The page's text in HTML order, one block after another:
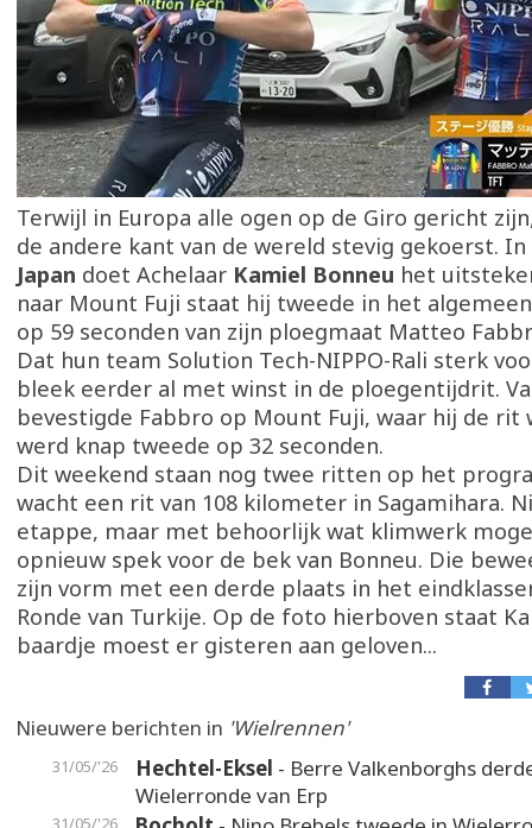
Terwijl in Europa alle ogen op de Giro gericht
de andere kant van de wereld stevig gekoerst.
Japan doet Achelaar Kamiel Bonneu het
naar Mount Fuji staat hij tweede in het
op 59 seconden van zijn ploegmaat Matteo
Dat hun team Solution Tech-NIPPO-Rali sterk
bleek eerder al met winst in de ploegentijdrit.
bevestigde Fabbro op Mount Fuji, waar hij de rit
werd knap tweede op 32 seconden.
Dit weekend staan nog twee ritten op het
wacht een rit van 108 kilometer in Sagamihara.
etappe, maar met behoorlijk wat klimwerk
opnieuw spek voor de bek van Bonneu. Die
zijn vorm met een derde plaats in het
Ronde van Turkije. Op de foto hierboven staat
baardje moest er gisteren aan geloven...
Nieuwere berichten in 'Wielrennen'
31/05/'26 Hechtel-Eksel - Berre Valkenborghs
Wielerronde van Erp
31/05/'26